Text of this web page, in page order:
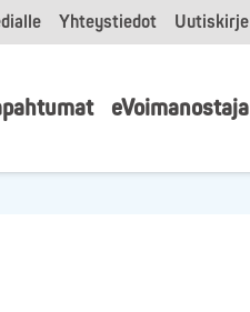
Yhteystiedot Uutiskirje
eVoimanostaja